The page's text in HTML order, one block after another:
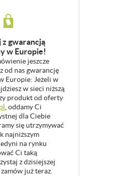
z gwarancją
w Europie!
jeszcze
od nas gwarancję
Europie: Jeżeli w
w sieci niższą
produkt od oferty
, oddamy Ci
dla Ciebie
się utrzymywać
najniższym
na rynku
Ci taką
z dzisiejszej
już teraz.